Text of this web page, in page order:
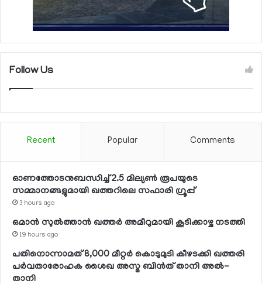
Follow Us
Recent Popular Comments
ഓണത്തോടനുബന്ധിച്ച് 2.5 മില്യണ്‍ രൂപയുടെ
സമ്മാനങ്ങളുമായി ഖത്തറിലെ സഫാരി ഗ്രൂപ്പ്
3 hours ago
ഒമാന്‍ സുല്‍ത്താന്‍ ഖത്തര്‍ അമീറുമായി കൂടിക്കാഴ്ച നടത്തി
19 hours ago
പതിനൊന്നാമത് 8,000 മീറ്റര്‍ കൊടുമുടി കീഴടക്കി ഖത്തരി
പര്‍വതാരോഹക ശൈഖ അസ്മ ബിന്‍ത് താനി അല്‍-
താനി